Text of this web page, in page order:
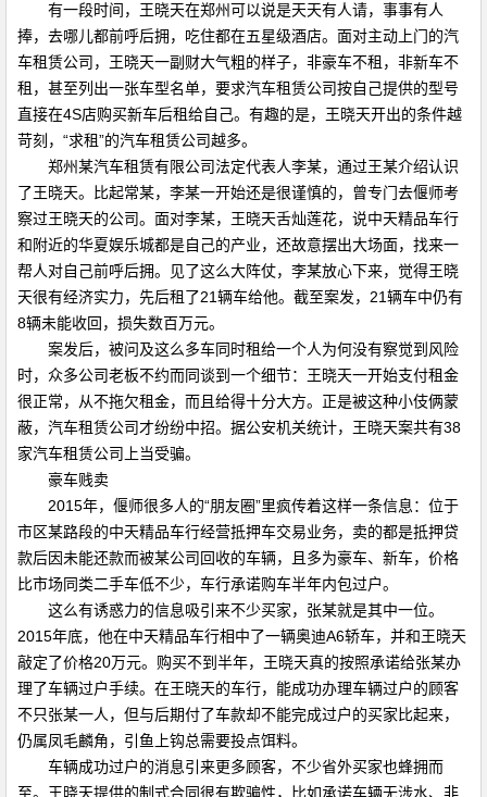
有一段时间，王晓天在郑州可以说是天天有人请，事事有人
捧，去哪儿都前呼后拥，吃住都在五星级酒店。面对主动上门的汽
车租赁公司，王晓天一副财大气粗的样子，非豪车不租，非新车不
租，甚至列出一张车型名单，要求汽车租赁公司按自己提供的型号
直接在4S店购买新车后租给自己。有趣的是，王晓天开出的条件越
苛刻，“求租”的汽车租赁公司越多。
郑州某汽车租赁有限公司法定代表人李某，通过王某介绍认识
了王晓天。比起常某，李某一开始还是很谨慎的，曾专门去偃师考
察过王晓天的公司。面对李某，王晓天舌灿莲花，说中天精品车行
和附近的华夏娱乐城都是自己的产业，还故意摆出大场面，找来一
帮人对自己前呼后拥。见了这么大阵仗，李某放心下来，觉得王晓
天很有经济实力，先后租了21辆车给他。截至案发，21辆车中仍有
8辆未能收回，损失数百万元。
案发后，被问及这么多车同时租给一个人为何没有察觉到风险
时，众多公司老板不约而同谈到一个细节：王晓天一开始支付租金
很正常，从不拖欠租金，而且给得十分大方。正是被这种小伎俩蒙
蔽，汽车租赁公司才纷纷中招。据公安机关统计，王晓天案共有38
家汽车租赁公司上当受骗。
豪车贱卖
2015年，偃师很多人的“朋友圈”里疯传着这样一条信息：位于
市区某路段的中天精品车行经营抵押车交易业务，卖的都是抵押贷
款后因未能还款而被某公司回收的车辆，且多为豪车、新车，价格
比市场同类二手车低不少，车行承诺购车半年内包过户。
这么有诱惑力的信息吸引来不少买家，张某就是其中一位。
2015年底，他在中天精品车行相中了一辆奥迪A6轿车，并和王晓天
敲定了价格20万元。购买不到半年，王晓天真的按照承诺给张某办
理了车辆过户手续。在王晓天的车行，能成功办理车辆过户的顾客
不只张某一人，但与后期付了车款却不能完成过户的买家比起来，
仍属凤毛麟角，引鱼上钩总需要投点饵料。
车辆成功过户的消息引来更多顾客，不少省外买家也蜂拥而
至。王晓天提供的制式合同很有欺骗性，比如承诺车辆无涉水、非